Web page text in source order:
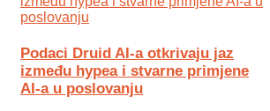
Podaci Druid AI-a otkrivaju jaz
između hypea i stvarne primjene
AI-a u poslovanju